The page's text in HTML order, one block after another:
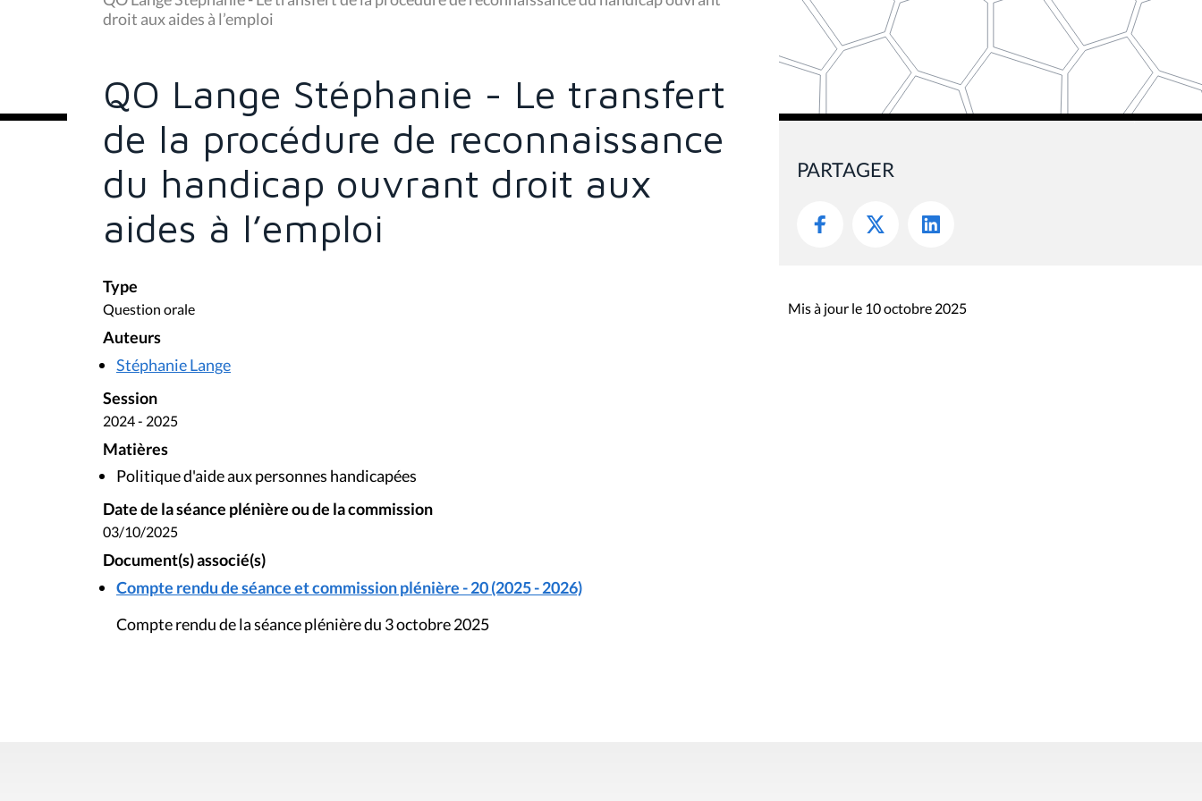
s
ê
c
:
droit aux aides à l’emploi
QO Lange Stéphanie - Le transfert
de la procédure de reconnaissance
du handicap ouvrant droit aux
aides à l’emploi
Type
Question orale
Auteurs
Stéphanie Lange
Session
2024 - 2025
Matières
Politique d'aide aux personnes handicapées
Date de la séance plénière ou de la commission
03/10/2025
Document(s) associé(s)
Compte rendu de séance et commission plénière - 20 (2025 - 2026)
Compte rendu de la séance plénière du 3 octobre 2025
PARTAGER
Mis à jour le 10 octobre 2025